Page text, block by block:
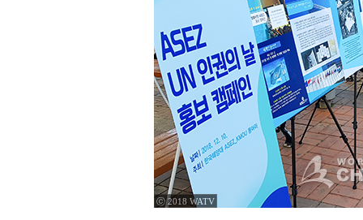
ⓒ 2018 WATV